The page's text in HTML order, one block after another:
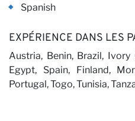
Spanish
EXPÉRIENCE DANS LES
Austria, Benin, Brazil, Ivory
Egypt, Spain, Finland,
Portugal, Togo, Tunisia,